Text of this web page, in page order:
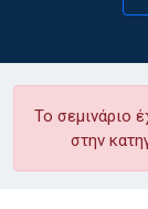
Το σεμινάριο
στην